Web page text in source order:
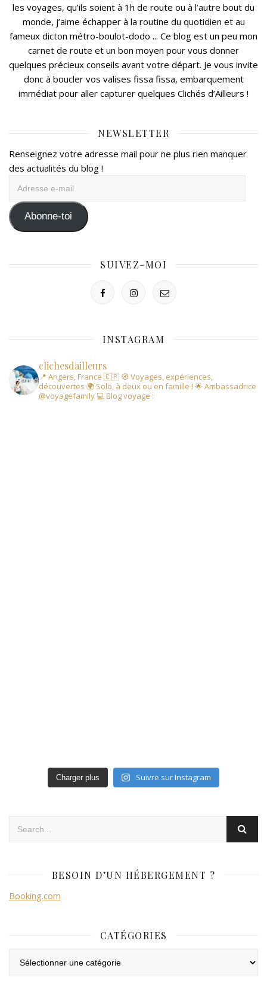
les voyages, qu’ils soient à 1h de route ou à l’autre bout du
monde, j’aime échapper à la routine du quotidien et au
fameux dicton métro-boulot-dodo ... Ce blog est un peu mon
carnet de route et un bon moyen pour vous donner
quelques précieux conseils avant votre départ. Je vous invite
donc à boucler vos valises fissa fissa, embarquement
immédiat pour aller capturer quelques Clichés d’Ailleurs !
NEWSLETTER
Renseignez votre adresse mail pour ne plus rien manquer
des actualités du blog !
mail Abonne-toi
SUIVEZ-MOI
INSTAGRAM
clichesdailleurs
📍 Angers, France 🇨🇵 🧭 Voyages, expériences,
découvertes 🌍 Solo, à deux ou en famille ! 🌟 Ambassadrice
@voyagefamily 💻 Blog voyage :
Charger plus Suivre sur Instagram
BESOIN D’UN HÉBERGEMENT ?
Booking.com
CATÉGORIES